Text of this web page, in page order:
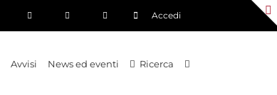
Accedi
Avvisi News ed eventi Ricerca